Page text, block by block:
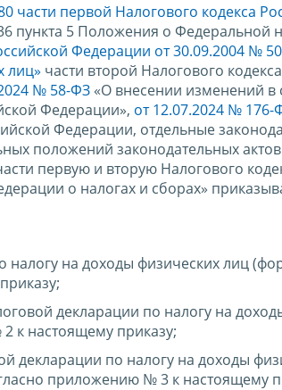
части первой Налогового кодекса
пункта 5 Положения о Федеральной
Федерации от 30.09.2004 №
лиц» части второй Налогового
№ 58-ФЗ «О внесении изменений в
Федерации», от 12.07.2024 № 176-
Федерации, отдельные
положений законодательных
первую и вторую Налогового
о налогах и сборах»
налогу на доходы физических лиц
декларации по налогу на
к настоящему приказу;
декларации по налогу на доходы
приложению № 3 к настоящему